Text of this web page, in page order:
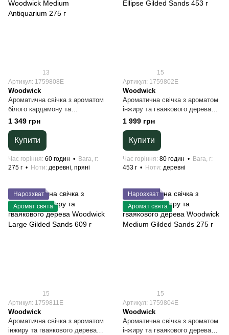
13
Артикул: 1759808E
Woodwick
Ароматична свічка з ароматом
білого кардамону та
тютюнового листя Woodwick
Medium Antiquarium 275 г
1 349 грн
Купити
Час горіння 60 годин
Вага, г
275 г
Ноти деревні, пряні
15
Артикул: 1759802E
Woodwick
Ароматична свічка з ароматом
інжиру та гваякового дерева
Woodwick Ellipse Gilded Sands
1 999 грн
Купити
Час горіння 80 годин
Вага, г
453 г
Ноти деревні
Нарозхват
Аромат свята
15
Артикул: 1759811E
Woodwick
Ароматична свічка з ароматом
інжиру та гваякового дерева
Нарозхват
Аромат свята
15
Артикул: 1759804E
Woodwick
Ароматична свічка з ароматом
інжиру та гваякового дерева